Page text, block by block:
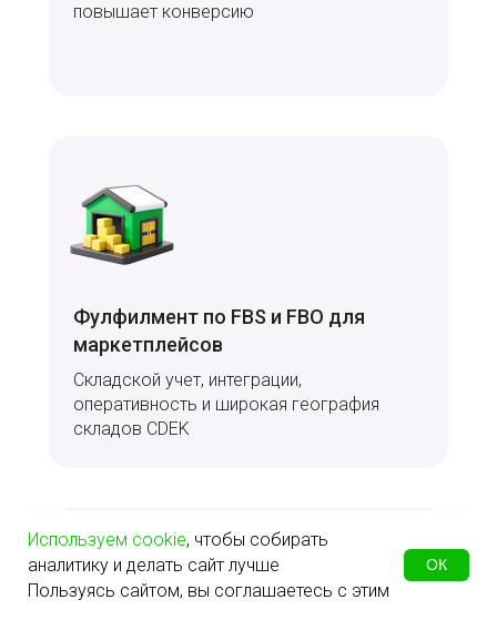
Фулфилмент по FBS и FBO для
маркетплейсов
повышает конверсию
Складской учет, интеграции,
оперативность и широкая география
складов CDEK
Используем cookie, чтобы собирать
аналитику и делать сайт лучше
Пользуясь сайтом, вы соглашаетесь с этим
ОК